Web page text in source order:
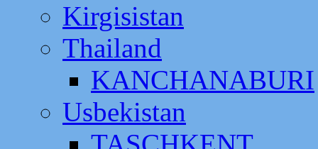
Kirgisistan
Thailand
KANCHANABURI
Usbekistan